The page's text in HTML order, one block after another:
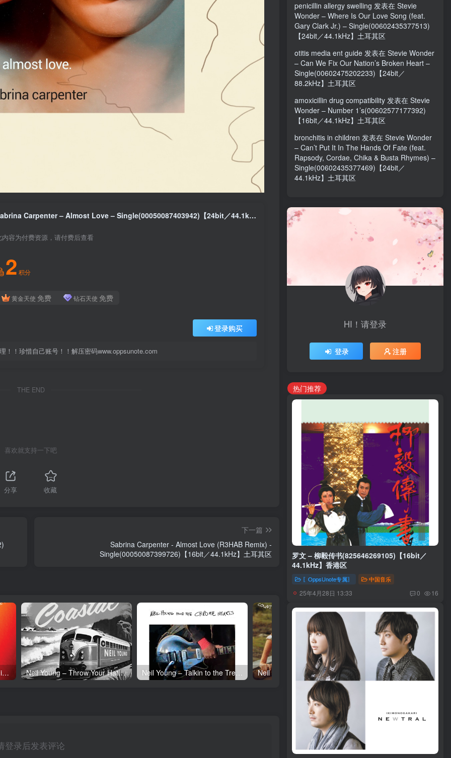
Sabrina Carpenter – Almost Love – Single(00050087403942)【24bit／44.1kHz】土耳其区
内容为付费资源，请付费后查看
2 积分
黄金天使 免费 钻石天使 免费
登录购买
！珍惜自己账号！！解压密码www.oppsunote.com
THE END
喜欢就支持一下吧
分享 收藏
下一篇
Sabrina Carpenter - Almost Love (R3HAB Remix) -
Single(00050087399726)【16bit／44.1kHz】土耳其区
Neil Young – Tonight’s the Night (50th Anniversary)(093624835097)【24bit／192.0kHz】土耳其区 Neil Young – Throw Your Hatred Down (Live) – Single(054391239273)【24bit／96.0kHz】土耳其区 Neil Young – Talkin to the Trees(093624835004)【24bit／192.0kHz】土耳其区 Neil Young – Oceanside Countryside(093624833642)【24bit／192.0kHz】土耳其区
登录后发表评论
penicillin allergy swelling 发表在 Stevie
Wonder – Where Is Our Love Song (feat.
Gary Clark Jr.) – Single(00602435377513)
【24bit／44.1kHz】土耳其区
otitis media ent guide 发表在 Stevie Wonder
– Can We Fix Our Nation’s Broken Heart –
Single(00602475202233)【24bit／
88.2kHz】土耳其区
amoxicillin drug compatibility 发表在 Stevie
Wonder – Number 1’s(00602577177392)
【16bit／44.1kHz】土耳其区
bronchitis in children 发表在 Stevie Wonder
– Can’t Put It In The Hands Of Fate (feat.
Rapsody, Cordae, Chika & Busta Rhymes) –
Single(00602435377469)【24bit／
44.1kHz】土耳其区
HI！请登录
登录 注册
热门推荐
罗文 – 柳毅传书(825646269105)【16bit／
44.1kHz】香港区
〖OppsUnote专属〗 中国音乐
25年4月28日 13:33 0 16